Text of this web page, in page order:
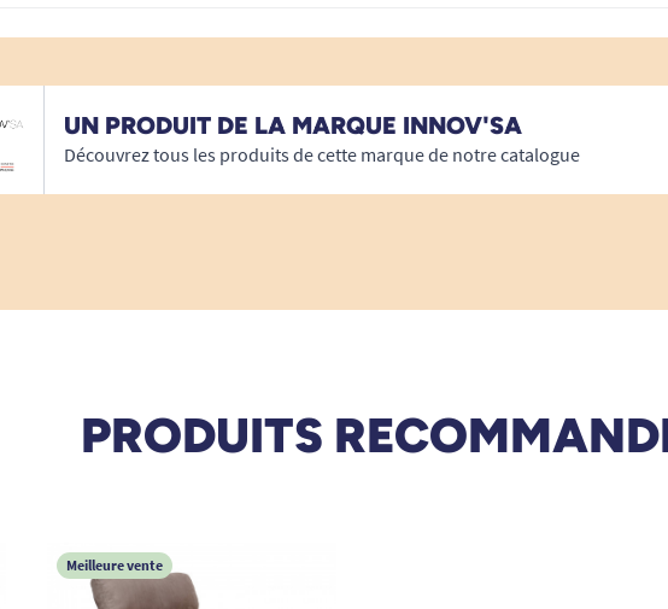
UN PRODUIT DE LA MARQUE INNOV'SA
Découvrez tous les produits de cette marque de notre catalogue
PRODUITS
Meilleure vente